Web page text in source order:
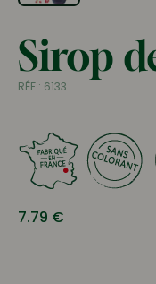
Sirop
7.79 €
RÉF : 6133